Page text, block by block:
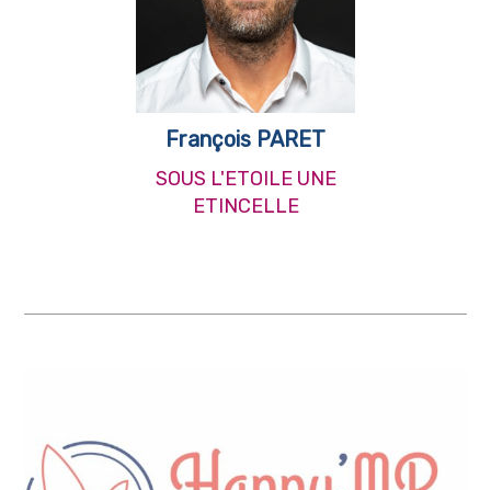
François PARET
SOUS L'ETOILE UNE
ETINCELLE